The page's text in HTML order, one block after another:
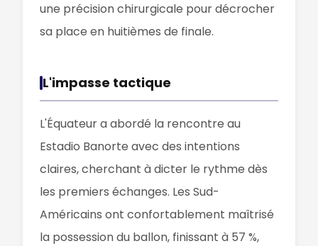
une précision chirurgicale pour décrocher
sa place en huitièmes de finale.
L'impasse tactique
L'Équateur a abordé la rencontre au
Estadio Banorte avec des intentions
claires, cherchant à dicter le rythme dès
les premiers échanges. Les Sud-
Américains ont confortablement maîtrisé
la possession du ballon, finissant à 57 %,